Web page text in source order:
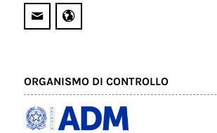
ORGANISMO DI CONTROLLO